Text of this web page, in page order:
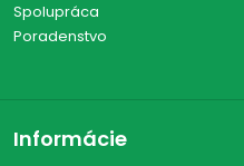
Spolupráca
Poradenstvo
Informácie